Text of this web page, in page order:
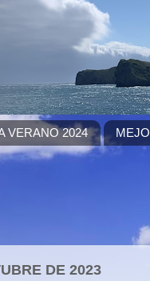
VERANO 2024
DE 2023